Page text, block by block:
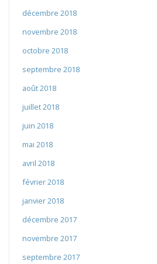
décembre 2018
novembre 2018
octobre 2018
septembre 2018
août 2018
juillet 2018
juin 2018
mai 2018
avril 2018
février 2018
janvier 2018
décembre 2017
novembre 2017
septembre 2017